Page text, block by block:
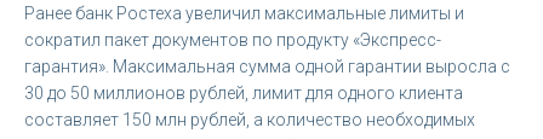
Ранее банк Ростеха увеличил максимальные лимиты и
сократил пакет документов по продукту «Экспресс-
гарантия». Максимальная сумма одной гарантии выросла с
30 до 50 миллионов рублей, лимит для одного клиента
составляет 150 млн рублей, а количество необходимых